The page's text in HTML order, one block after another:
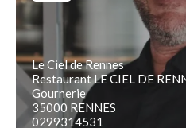
Le Ciel de Rennes
Restaurant LE CIEL DE
Gournerie
35000 RENNES
0299314531